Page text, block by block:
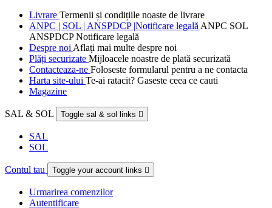
Livrare Termenii și condițiile noaste de livrare
ANPC | SOL | ANSPDCP |Notificare legală ANPC SOL
ANSPDCP Notificare legală
Despre noi Aflați mai multe despre noi
Plăți securizate Mijloacele noastre de plată securizată
Contacteaza-ne Foloseste formularul pentru a ne contacta
Harta site-ului Te-ai ratacit? Gaseste ceea ce cauti
Magazine
SAL & SOL Toggle sal & sol links 
SAL
SOL
Contul tau Toggle your account links 
Urmarirea comenzilor
Autentificare